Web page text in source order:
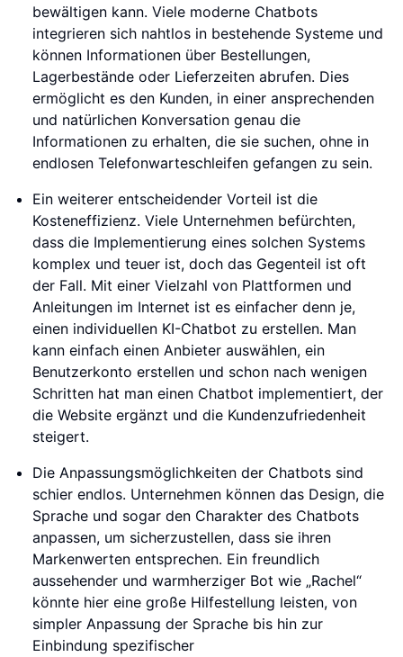
bewältigen kann. Viele moderne Chatbots
integrieren sich nahtlos in bestehende Systeme und
können Informationen über Bestellungen,
Lagerbestände oder Lieferzeiten abrufen. Dies
ermöglicht es den Kunden, in einer ansprechenden
und natürlichen Konversation genau die
Informationen zu erhalten, die sie suchen, ohne in
endlosen Telefonwarteschleifen gefangen zu sein.
Ein weiterer entscheidender Vorteil ist die
Kosteneffizienz. Viele Unternehmen befürchten,
dass die Implementierung eines solchen Systems
komplex und teuer ist, doch das Gegenteil ist oft
der Fall. Mit einer Vielzahl von Plattformen und
Anleitungen im Internet ist es einfacher denn je,
einen individuellen KI-Chatbot zu erstellen. Man
kann einfach einen Anbieter auswählen, ein
Benutzerkonto erstellen und schon nach wenigen
Schritten hat man einen Chatbot implementiert, der
die Website ergänzt und die Kundenzufriedenheit
steigert.
Die Anpassungsmöglichkeiten der Chatbots sind
schier endlos. Unternehmen können das Design, die
Sprache und sogar den Charakter des Chatbots
anpassen, um sicherzustellen, dass sie ihren
Markenwerten entsprechen. Ein freundlich
aussehender und warmherziger Bot wie „Rachel“
könnte hier eine große Hilfestellung leisten, von
simpler Anpassung der Sprache bis hin zur
Einbindung spezifischer